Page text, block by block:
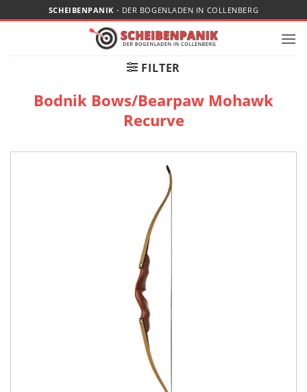
Inhalt
SCHEIBENPANIK - DER BOGENLADEN IN COLLENBERG
FILTER
Bodnik Bows/Bearpaw Mohawk
Recurve